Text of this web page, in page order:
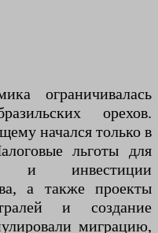
ограничивалась
орехов.
начался только в
льготы для
и инвестиции
а также проекты
и создание
миграцию,